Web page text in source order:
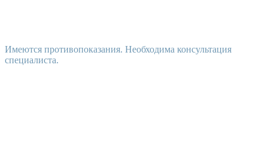
Имеются противопоказания. Необходима консультация
специалиста.